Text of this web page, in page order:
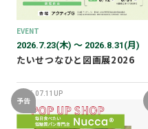
EVENT
2026.7.23(木) 〜 2026.8.31(月)
たいせつなひと図画展2026
2026.07.11UP
予告